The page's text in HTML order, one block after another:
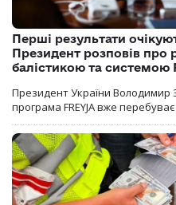
Перші результати
Президент розповів про
балістикою та системою
Президент України Володимир
програма FREYJA вже перебуває